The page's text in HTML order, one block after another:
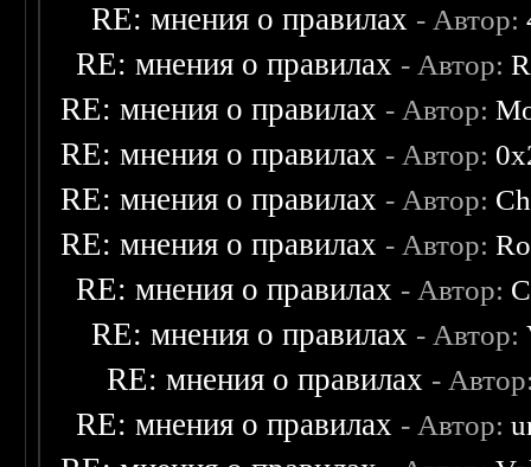
RE: мнения о правилах - Автор:
RE: мнения о правилах - Автор:
RE: мнения о правилах - Автор:
RE: мнения о правилах - Автор:
RE: мнения о правилах - Автор:
RE: мнения о правилах - Автор:
RE: мнения о правилах - Автор:
RE: мнения о правилах - Автор:
RE: мнения о правилах -
RE: мнения о правилах - Автор: